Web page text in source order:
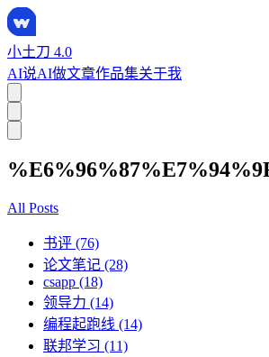
小土刀 4.0
AI说AI做文章作品集关于我
All Posts
书评 (76)
论文笔记 (28)
csapp (18)
领导力 (14)
编程起跑线 (14)
联邦学习 (11)